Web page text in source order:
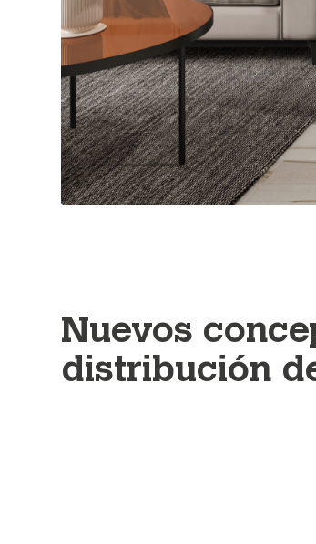
Nuevos
distribución